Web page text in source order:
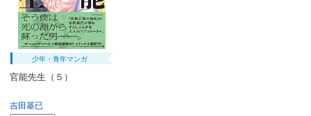
少年・青年マンガ
官能先生（５）
吉田基已